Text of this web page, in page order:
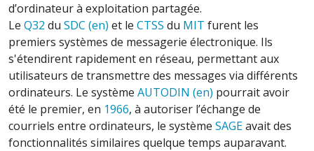
d’ordinateur à exploitation partagée.
Le Q32 du SDC (en) et le CTSS du MIT furent les
premiers systèmes de messagerie électronique. Ils
s'étendirent rapidement en réseau, permettant aux
utilisateurs de transmettre des messages via différents
ordinateurs. Le système AUTODIN (en) pourrait avoir
été le premier, en 1966, à autoriser l’échange de
courriels entre ordinateurs, le système SAGEavait des
fonctionnalités similaires quelque temps auparavant.